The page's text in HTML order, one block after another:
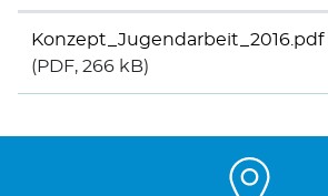
Konzept_Jugendarbeit_2016.pdf
(PDF, 266 kB)